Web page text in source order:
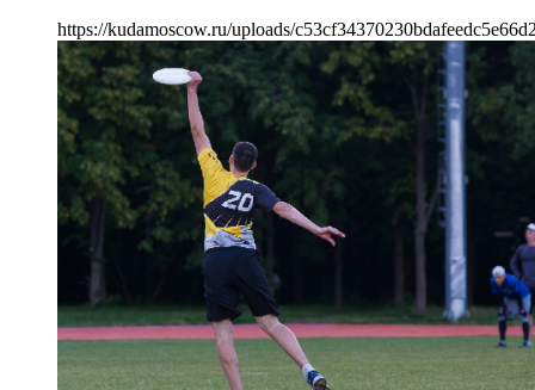
https://kudamoscow.ru/uploads/